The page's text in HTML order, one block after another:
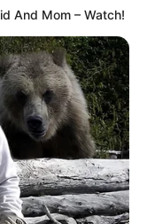
And Mom – Watch!